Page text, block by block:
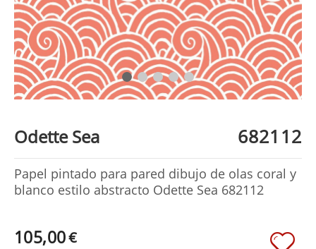
Odette Sea 682112
Papel pintado para pared dibujo de olas coral y
blanco estilo abstracto Odette Sea 682112
105,00€